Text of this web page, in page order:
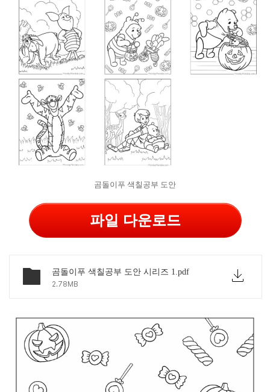
곰돌이푸 색칠공부 도안
파일 다운로드
곰돌이푸 색칠공부 도안 시리즈 1.pdf
2.78MB